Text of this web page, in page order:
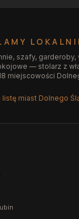
szafy, garderoby,
— stolarz z
miejscowości
listę miast Dolnego